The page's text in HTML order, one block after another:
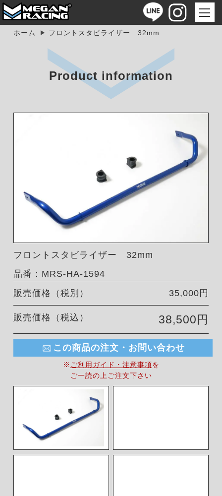
ホーム フロントスタビライザー 32mm
Product information
フロントスタビライザー 32mm
品番：MRS-HA-1594
販売価格（税別）
35,000円
販売価格（税込） 38,500円
この商品の注文・お問い合わせ
※ ご利用ガイド・注意事項を
ご一読の上ご注文下さい